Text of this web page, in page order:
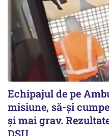
Echipajul de pe
misiune, să-și
și mai grav.
DSU